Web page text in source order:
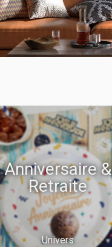
Anniversaire &
Retraite
Univers